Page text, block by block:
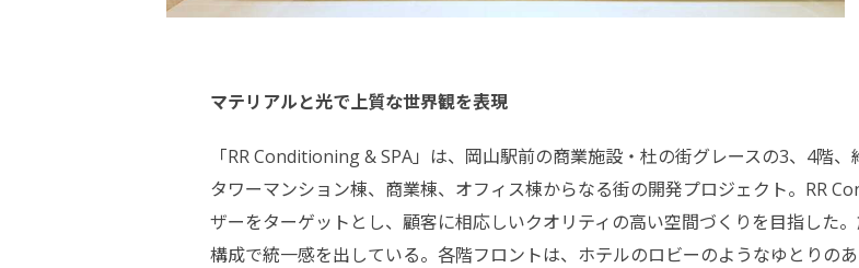
マテリアルと光で上質な世界観を表現
「RR Conditioning & SPA」は、岡山駅前の商業施設・杜の街グレースの3、4階
タワーマンション棟、商業棟、オフィス棟からなる街の開発プロジェクト。RR
ザーをターゲットとし、顧客に相応しいクオリティの高い空間づくりを目指した
構成で統一感を出している。各階フロントは、ホテルのロビーのようなゆとりの